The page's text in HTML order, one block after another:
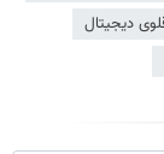
دیجیتال